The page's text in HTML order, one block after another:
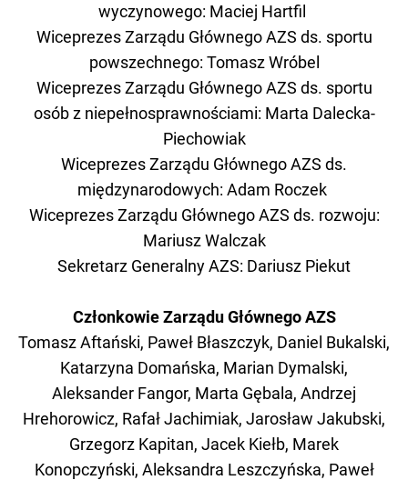
wyczynowego: Maciej Hartfil
Wiceprezes Zarządu Głównego AZS ds. sportu
powszechnego: Tomasz Wróbel
Wiceprezes Zarządu Głównego AZS ds. sportu
osób z niepełnosprawnościami: Marta Dalecka-
Piechowiak
Wiceprezes Zarządu Głównego AZS ds.
międzynarodowych: Adam Roczek
Wiceprezes Zarządu Głównego AZS ds. rozwoju:
Mariusz Walczak
Sekretarz Generalny AZS: Dariusz Piekut
Członkowie Zarządu Głównego AZS
Tomasz Aftański, Paweł Błaszczyk, Daniel Bukalski,
Katarzyna Domańska, Marian Dymalski,
Aleksander Fangor, Marta Gębala, Andrzej
Hrehorowicz, Rafał Jachimiak, Jarosław Jakubski,
Grzegorz Kapitan, Jacek Kiełb, Marek
Konopczyński, Aleksandra Leszczyńska, Paweł